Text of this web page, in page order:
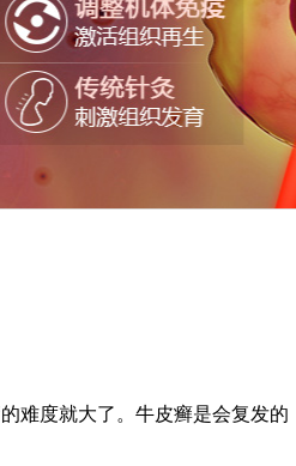
难度就大了。牛皮癣是会复发